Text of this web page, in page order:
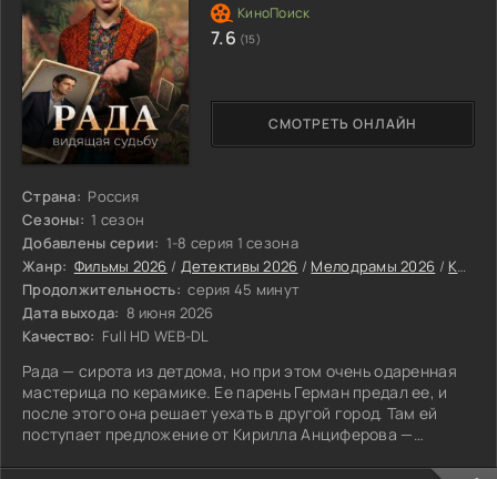
Страна: Россия
Сезоны: 1 сезон
Добавлены серии: 1-8 серия 1 сезона
Жанр: Фильмы 2026 / Детективы 2026 / Мелодрамы 2026 / Криминальные фильмы 2026
Продолжительность: серия 45 минут
Дата выхода: 8 июня 2026
Качество: Full HD WEB-DL
Рада — сирота из детдома, но при этом очень одаренная
мастерица по керамике. Ее парень Герман предал ее, и
после этого она решает уехать в другой город. Там ей
поступает предложение от Кирилла Анциферова —
СМОТРЕТЬ ОНЛАЙН
7.6 (15)